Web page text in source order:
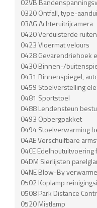
0320 Ontfall, type-
03AG Achteruitrijcamera
0420 Verduisterde ruiten
0423 Vloermat velours
0428 Gevarendriehoek
0430 Binnen-/
0431 Binnenspiegel,
0459 Stoelverstelling
0481 Sportstoel
0488 Lendensteun
0493 Opbergpakket
0494 Stoelverwarming
04AE Verschuifbare
04CE
04DM Sierlijsten
04NE Blow-By
0502 Koplamp
0508 Park Distance
0520 Mistlamp